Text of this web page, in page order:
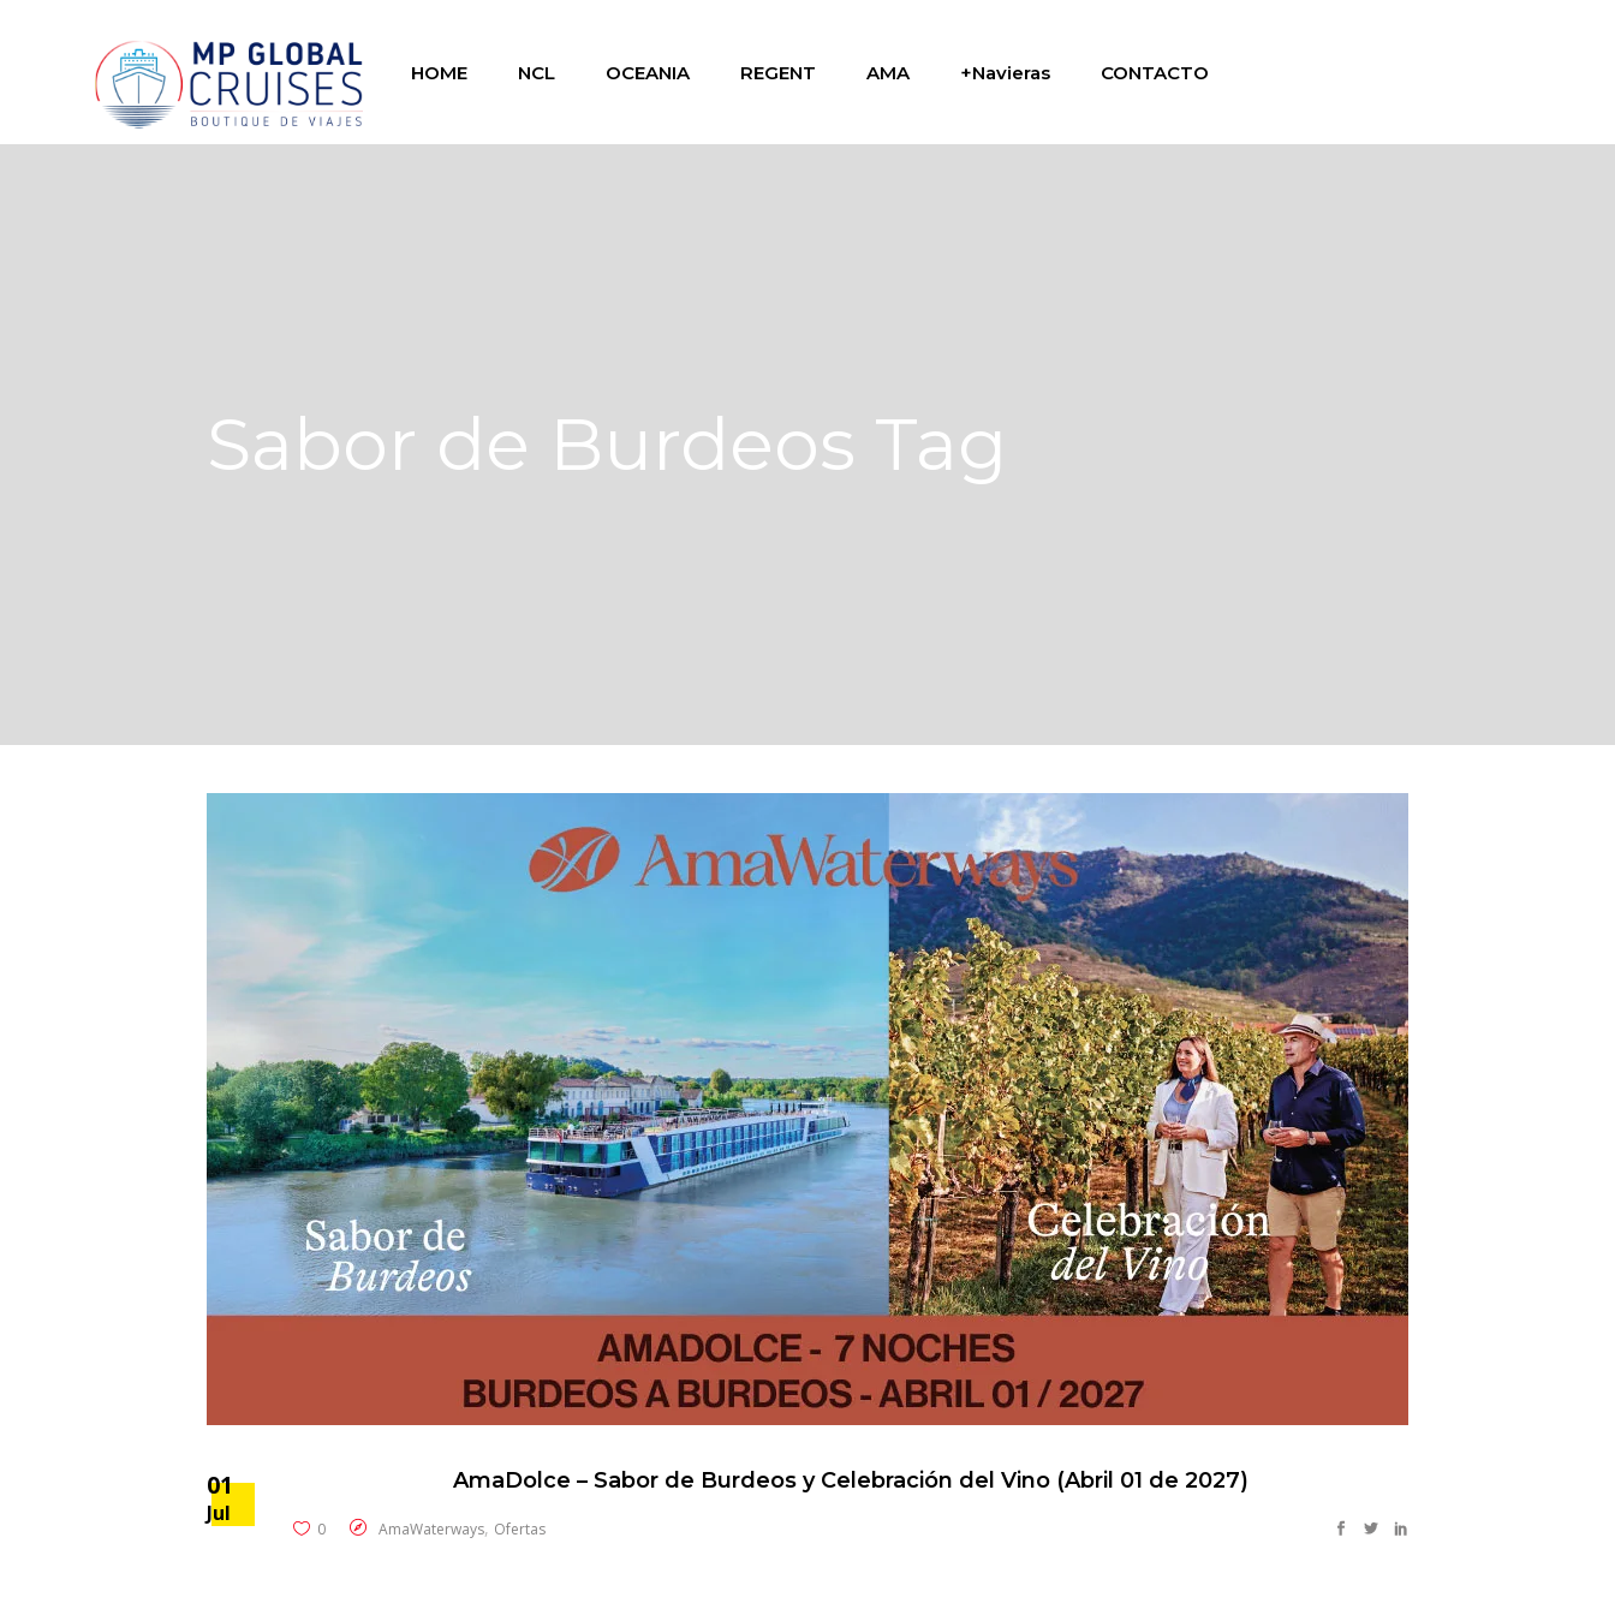
HOME NCL OCEANIA REGENT AMA +Navieras CONTACTO
Sabor de Burdeos Tag
01
Jul
AmaDolce – Sabor de Burdeos y Celebración del Vino (Abril 01 de 2027)
0 AmaWaterways, Ofertas